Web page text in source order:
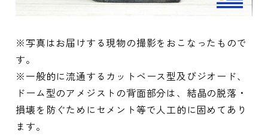
※写真はお届けする現物の撮影をおこなったもので
す。
※一般的に流通するカットベース型及びジオード、
ドーム型のアメジストの背面部分は、結晶の脱落・
損壊を防ぐためにセメント等で人工的に固めてあり
ます。